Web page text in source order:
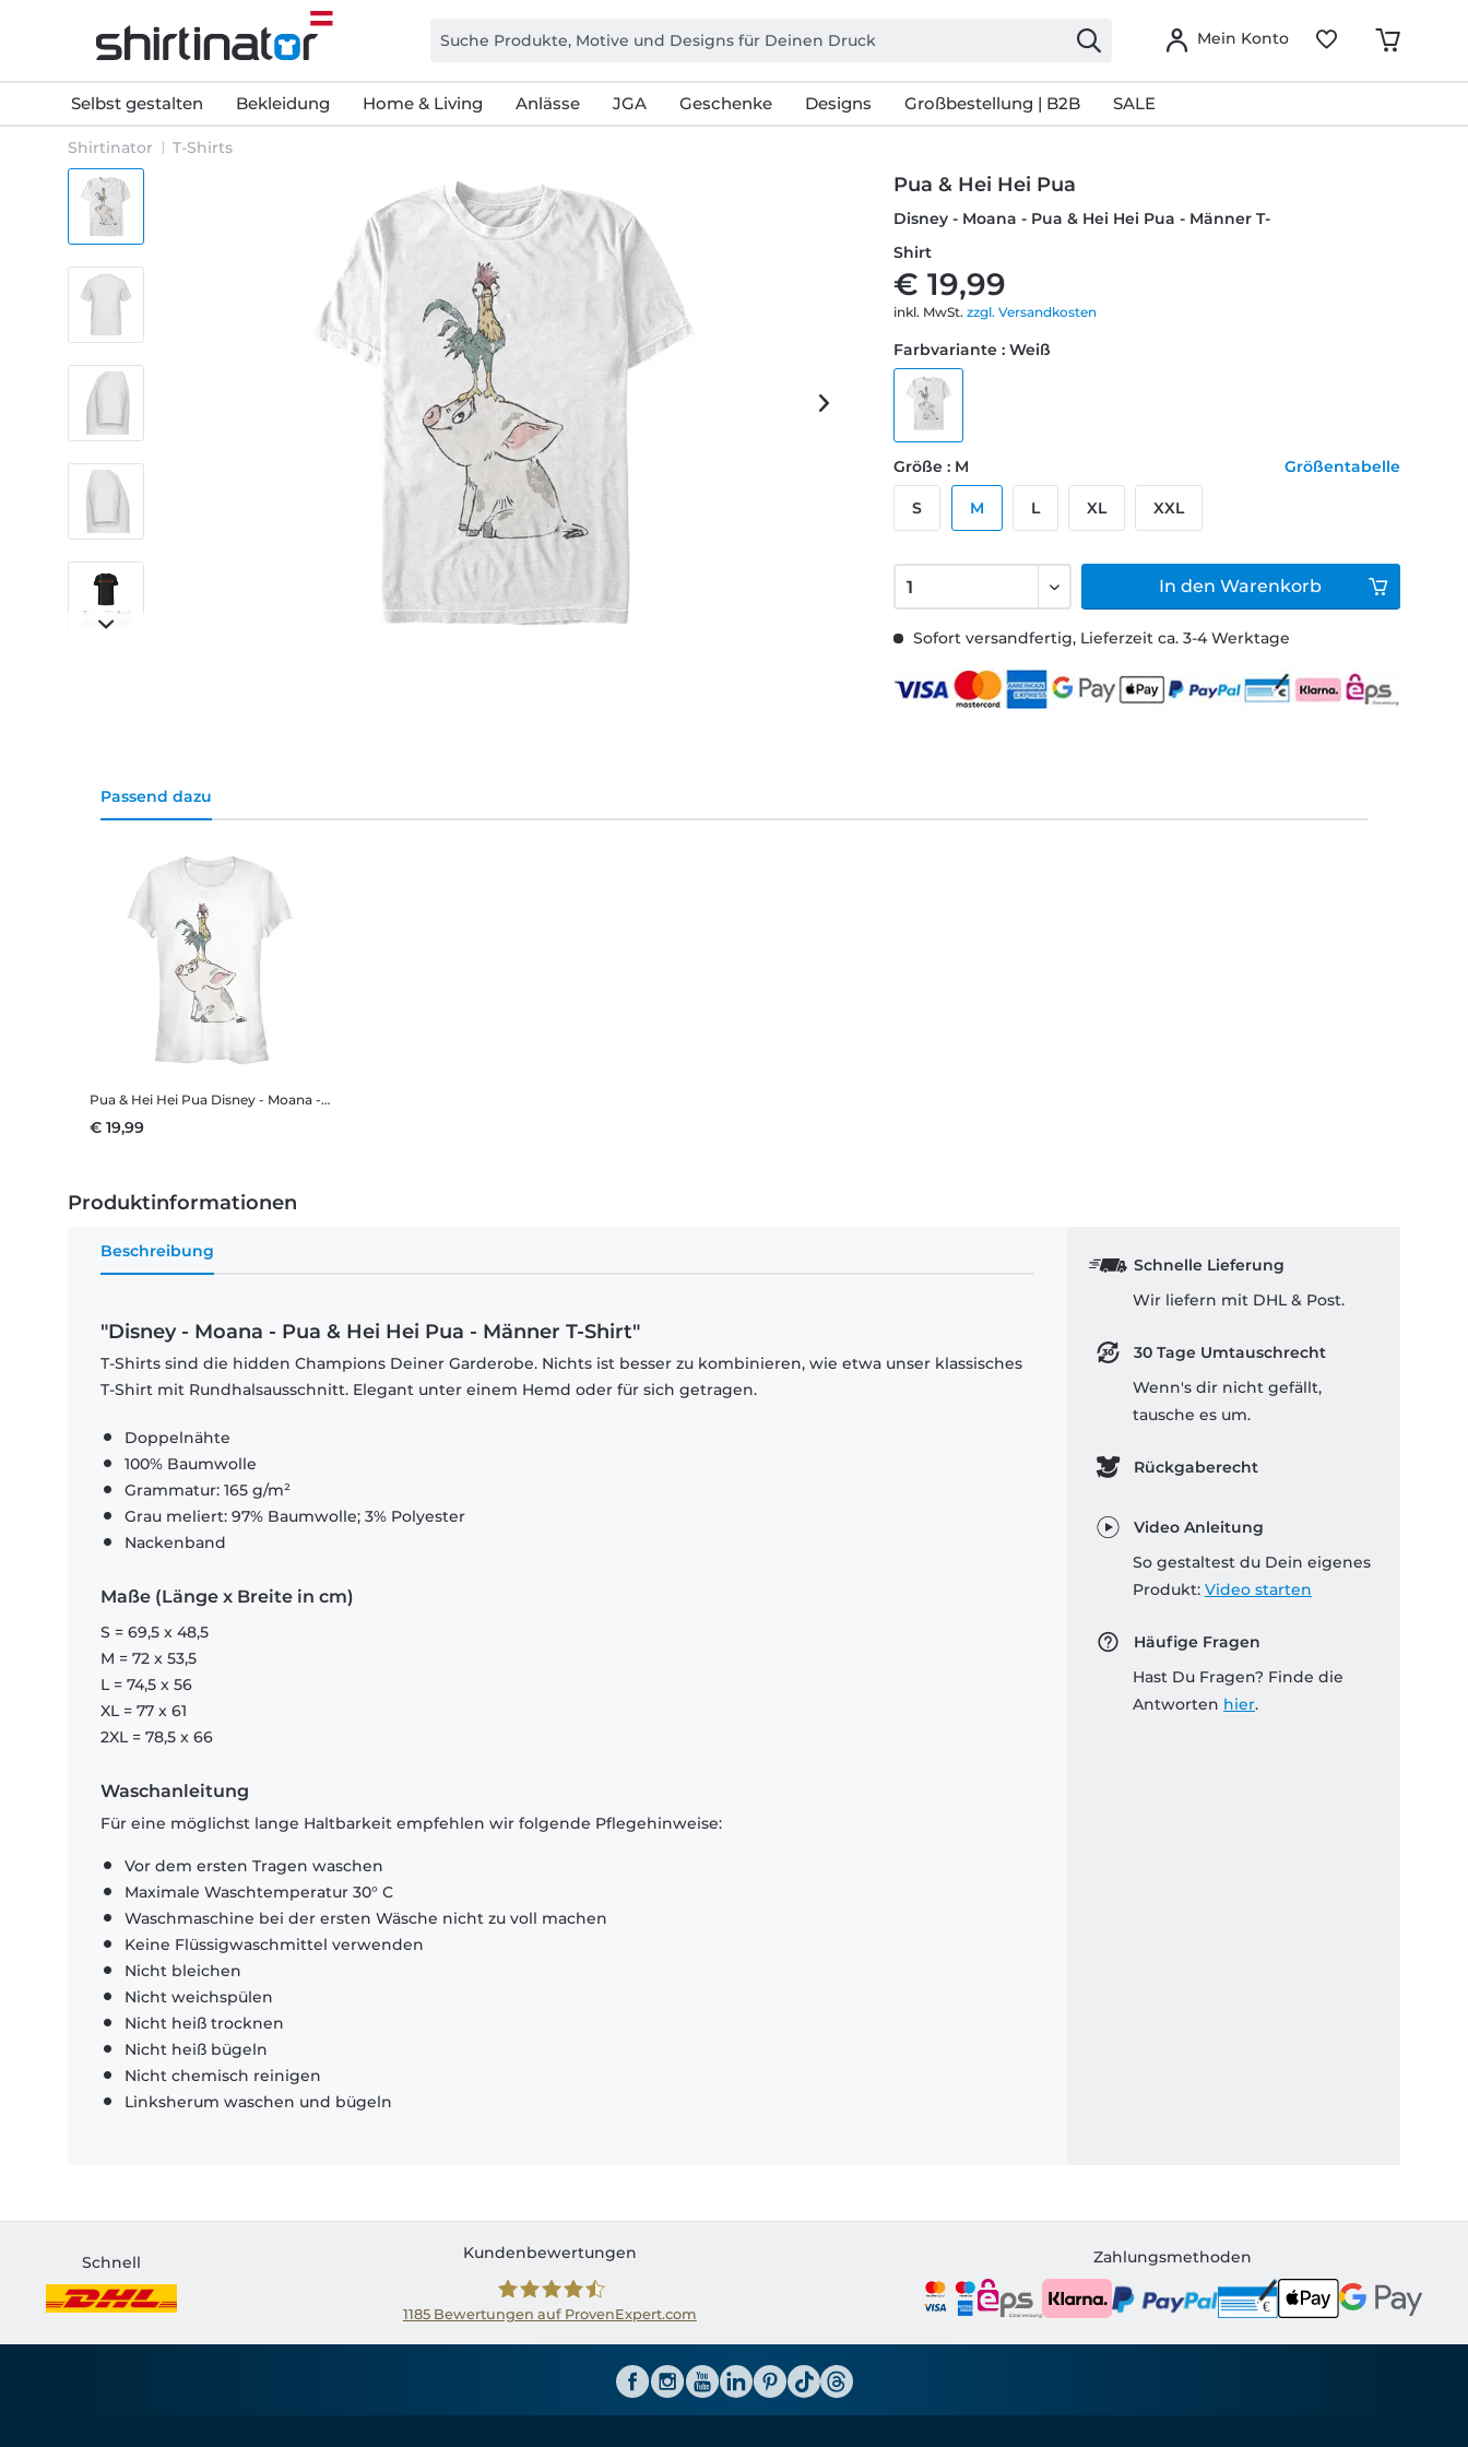
Mein Konto
Selbst gestalten Bekleidung Home & Living Anlässe JGA Geschenke Designs Großbestellung | B2B SALE
Shirtinator T-Shirts
Pua & Hei Hei Pua
Disney - Moana - Pua & Hei Hei Pua - Männer T-
Shirt
€ 19,99
inkl. MwSt.zzgl. Versandkosten
Sofort versandfertig, Lieferzeit ca. 3-4 Werktage
Farbvariante : Weiß
Größe : M Größentabelle
S M L XL XXL
In den Warenkorb
Passend dazu
Pua & Hei Hei Pua Disney - Moana - Pua & Hei Hei Pua - Frauen T-Shirt
€ 19,99
Produktinformationen
Beschreibung
"Disney - Moana - Pua & Hei Hei Pua - Männer T-Shirt"
T-Shirts sind die hidden Champions Deiner Garderobe. Nichts ist besser zu kombinieren, wie etwa unser klassisches
T-Shirt mit Rundhalsausschnitt. Elegant unter einem Hemd oder für sich getragen.
Doppelnähte
100% Baumwolle
Grammatur: 165 g/m²
Grau meliert: 97% Baumwolle; 3% Polyester
Nackenband
Maße (Länge x Breite in cm)
S = 69,5 x 48,5
M = 72 x 53,5
L = 74,5 x 56
XL = 77 x 61
2XL = 78,5 x 66
Waschanleitung
Für eine möglichst lange Haltbarkeit empfehlen wir folgende Pflegehinweise:
Vor dem ersten Tragen waschen
Maximale Waschtemperatur 30° C
Waschmaschine bei der ersten Wäsche nicht zu voll machen
Keine Flüssigwaschmittel verwenden
Nicht bleichen
Nicht weichspülen
Nicht heiß trocknen
Nicht heiß bügeln
Nicht chemisch reinigen
Linksherum waschen und bügeln
Schnelle Lieferung
Wir liefern mit DHL & Post.
30 Tage Umtauschrecht
Wenn's dir nicht gefällt,
tausche es um.
Rückgaberecht
Video Anleitung
So gestaltest du Dein eigenes
Produkt: Video starten
Häufige Fragen
Hast Du Fragen? Finde die
Antworten hier.
Schnell
Kundenbewertungen
1185Bewertungen auf ProvenExpert.com
Zahlungsmethoden